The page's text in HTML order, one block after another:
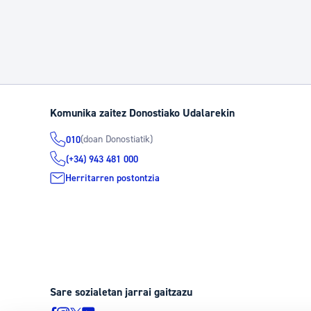
Komunika zaitez Donostiako Udalarekin
010(doan Donostiatik)
(+34) 943 481 000
Herritarren postontzia
Sare sozialetan jarrai gaitzazu